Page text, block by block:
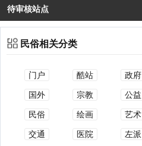
待审核站点
民俗相关分类
门户 酷站 政府
国外 宗教 公益
民俗 绘画 艺术
交通 医院 左派